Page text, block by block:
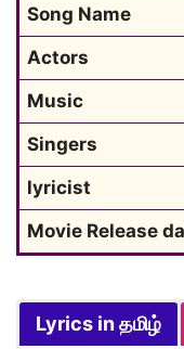
Song Name
Actors
Music
Singers
lyricist
Movie Release
Lyrics in தமிழ்